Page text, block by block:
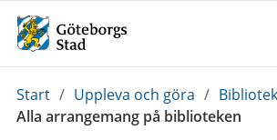
Du
är
Start / Uppleva och göra / Bibliotek
Alla arrangemang på biblioteken